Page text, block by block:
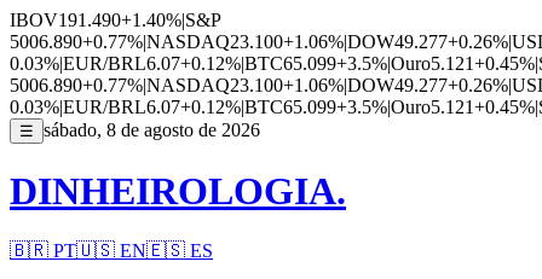
IBOV191.490+1.40%|S&P
5006.890+0.77%|NASDAQ23.100+1.06%|DOW49.277+0.26%|
0.03%|EUR/BRL6.07+0.12%|BTC65.099+3.5%|Ouro5.121+0.45%|
5006.890+0.77%|NASDAQ23.100+1.06%|DOW49.277+0.26%|
0.03%|EUR/BRL6.07+0.12%|BTC65.099+3.5%|Ouro5.121+0.45%|
☰ sábado, 8 de agosto de 2026
DINHEIROLOGIA.
🇧🇷 PT🇺🇸 EN🇪🇸 ES